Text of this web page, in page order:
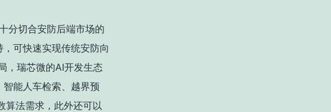
分切合安防后端市场的
可快速实现传统安防向
，瑞芯微的AI开发生态
能人车检索、越界预
算法需求，此外还可以